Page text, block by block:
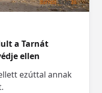
a Tarnát
ellen
ezúttal annak